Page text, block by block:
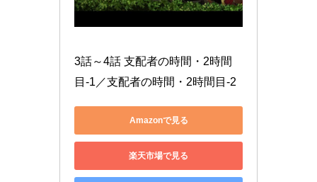
3話～4話 支配者の時間・2時間
目-1／支配者の時間・2時間目-2
Amazonで見る
楽天市場で見る